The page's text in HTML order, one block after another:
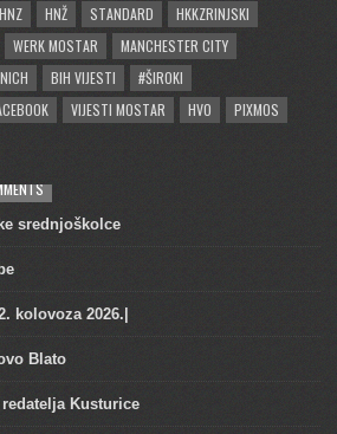
HNŽ STANDARD
HKKZRINJSKI
WERK MOSTAR
MANCHESTER CITY
BIH VIJESTI
#ŠIROKI
VIJESTI MOSTAR HVO
PIXMOS
srednjoškolce
kolovoza 2026.|
Blato
Kusturice